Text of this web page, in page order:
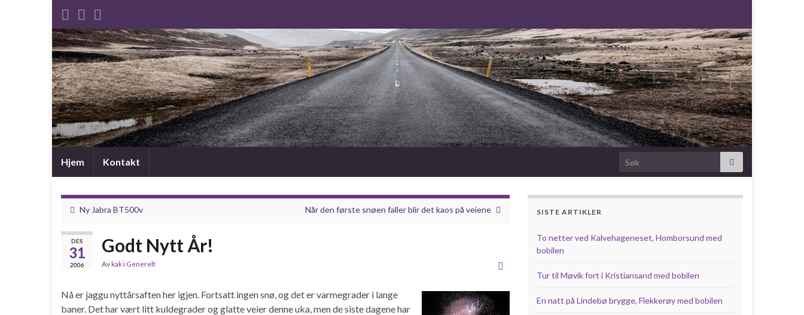
Hjem Kontakt Search for:
Ny Jabra BT500v Når den første snøen faller blir det kaos på veiene
DES
31
2006
Godt Nytt År!
Avkaki Generelt
Nå er jaggu nyttårsaften her igjen. Fortsatt ingen snø, og det er varmegrader i lange
baner. Det har vært litt kuldegrader og glatte veier denne uka, men de siste dagene har
SISTE ARTIKLER
To netter ved Kalvehageneset, Homborsund med
bobilen
Tur til Møvik fort i Kristiansand med bobilen
En natt på Lindebø brygge, Flekkerøy med bobilen